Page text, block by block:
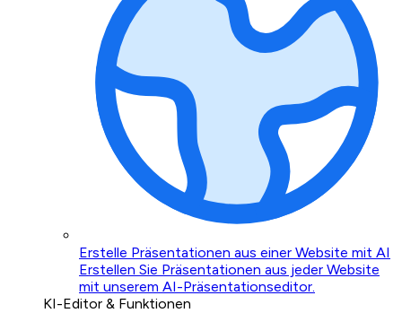
Erstelle Präsentationen aus einer Website mit AI
Erstellen Sie Präsentationen aus jeder Website
mit unserem AI-Präsentationseditor.
KI-Editor & Funktionen